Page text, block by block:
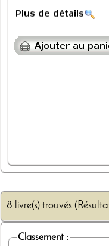
8 livre(s) trouvés
Classement :